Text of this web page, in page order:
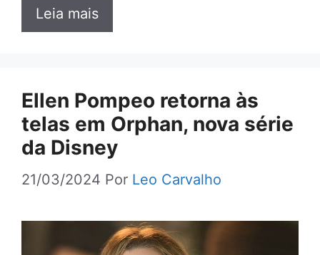
Leia mais
Ellen Pompeo retorna às
telas em Orphan, nova série
da Disney
21/03/2024 Por Leo Carvalho